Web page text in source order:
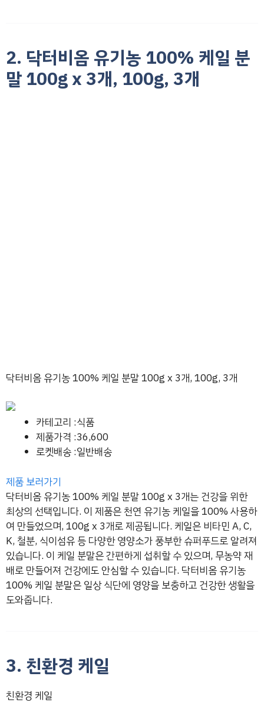
2. 닥터비옴 유기농 100% 케일 분
말 100g x 3개, 100g, 3개
닥터비옴 유기농 100% 케일 분말 100g x 3개, 100g, 3개
카테고리 :식품
제품가격 :36,600
로켓배송 :일반배송
제품 보러가기
닥터비옴 유기농 100% 케일 분말 100g x 3개는 건강을 위한
최상의 선택입니다. 이 제품은 천연 유기농 케일을 100% 사용하
여 만들었으며, 100g x 3개로 제공됩니다. 케일은 비타민 A, C,
K, 철분, 식이섬유 등 다양한 영양소가 풍부한 슈퍼푸드로 알려져
있습니다. 이 케일 분말은 간편하게 섭취할 수 있으며, 무농약 재
배로 만들어져 건강에도 안심할 수 있습니다. 닥터비옴 유기농
100% 케일 분말은 일상 식단에 영양을 보충하고 건강한 생활을
도와줍니다.
3. 친환경 케일
친환경 케일